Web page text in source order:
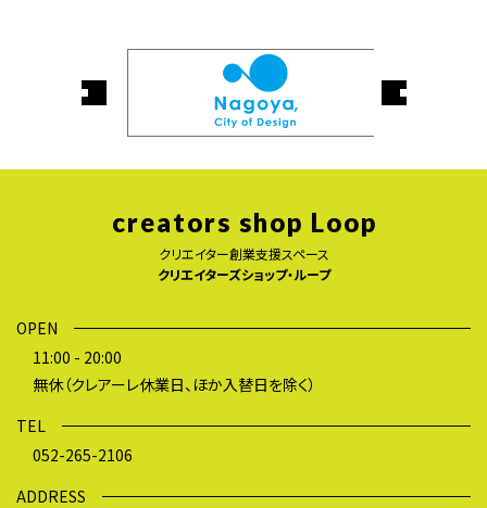
creators shop Loop
クリエイター創業支援スペース
クリエイターズショップ・ループ
OPEN
11:00 - 20:00
無休（クレアーレ休業日、ほか入替日を除く）
TEL
052-265-2106
ADDRESS